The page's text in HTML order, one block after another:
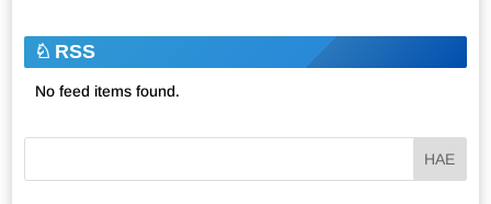
RSS
No feed items found.